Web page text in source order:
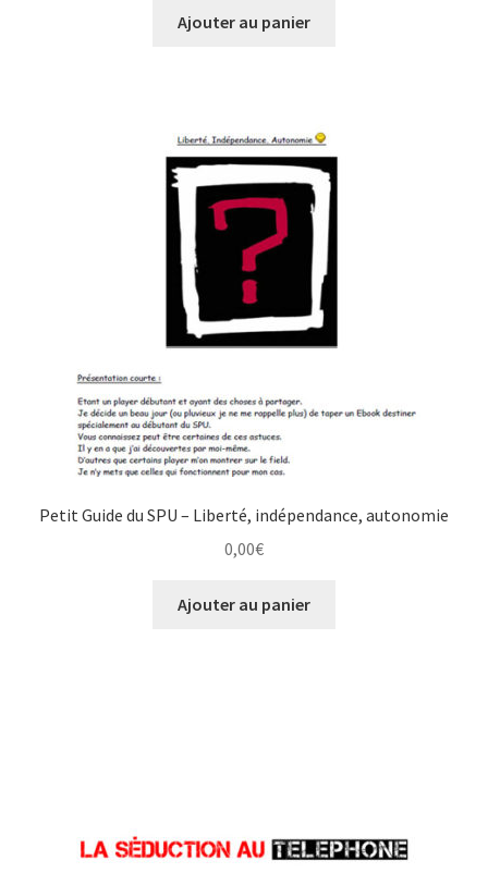
Ajouter au panier
Petit Guide du SPU – Liberté, indépendance, autonomie
0,00€
Ajouter au panier